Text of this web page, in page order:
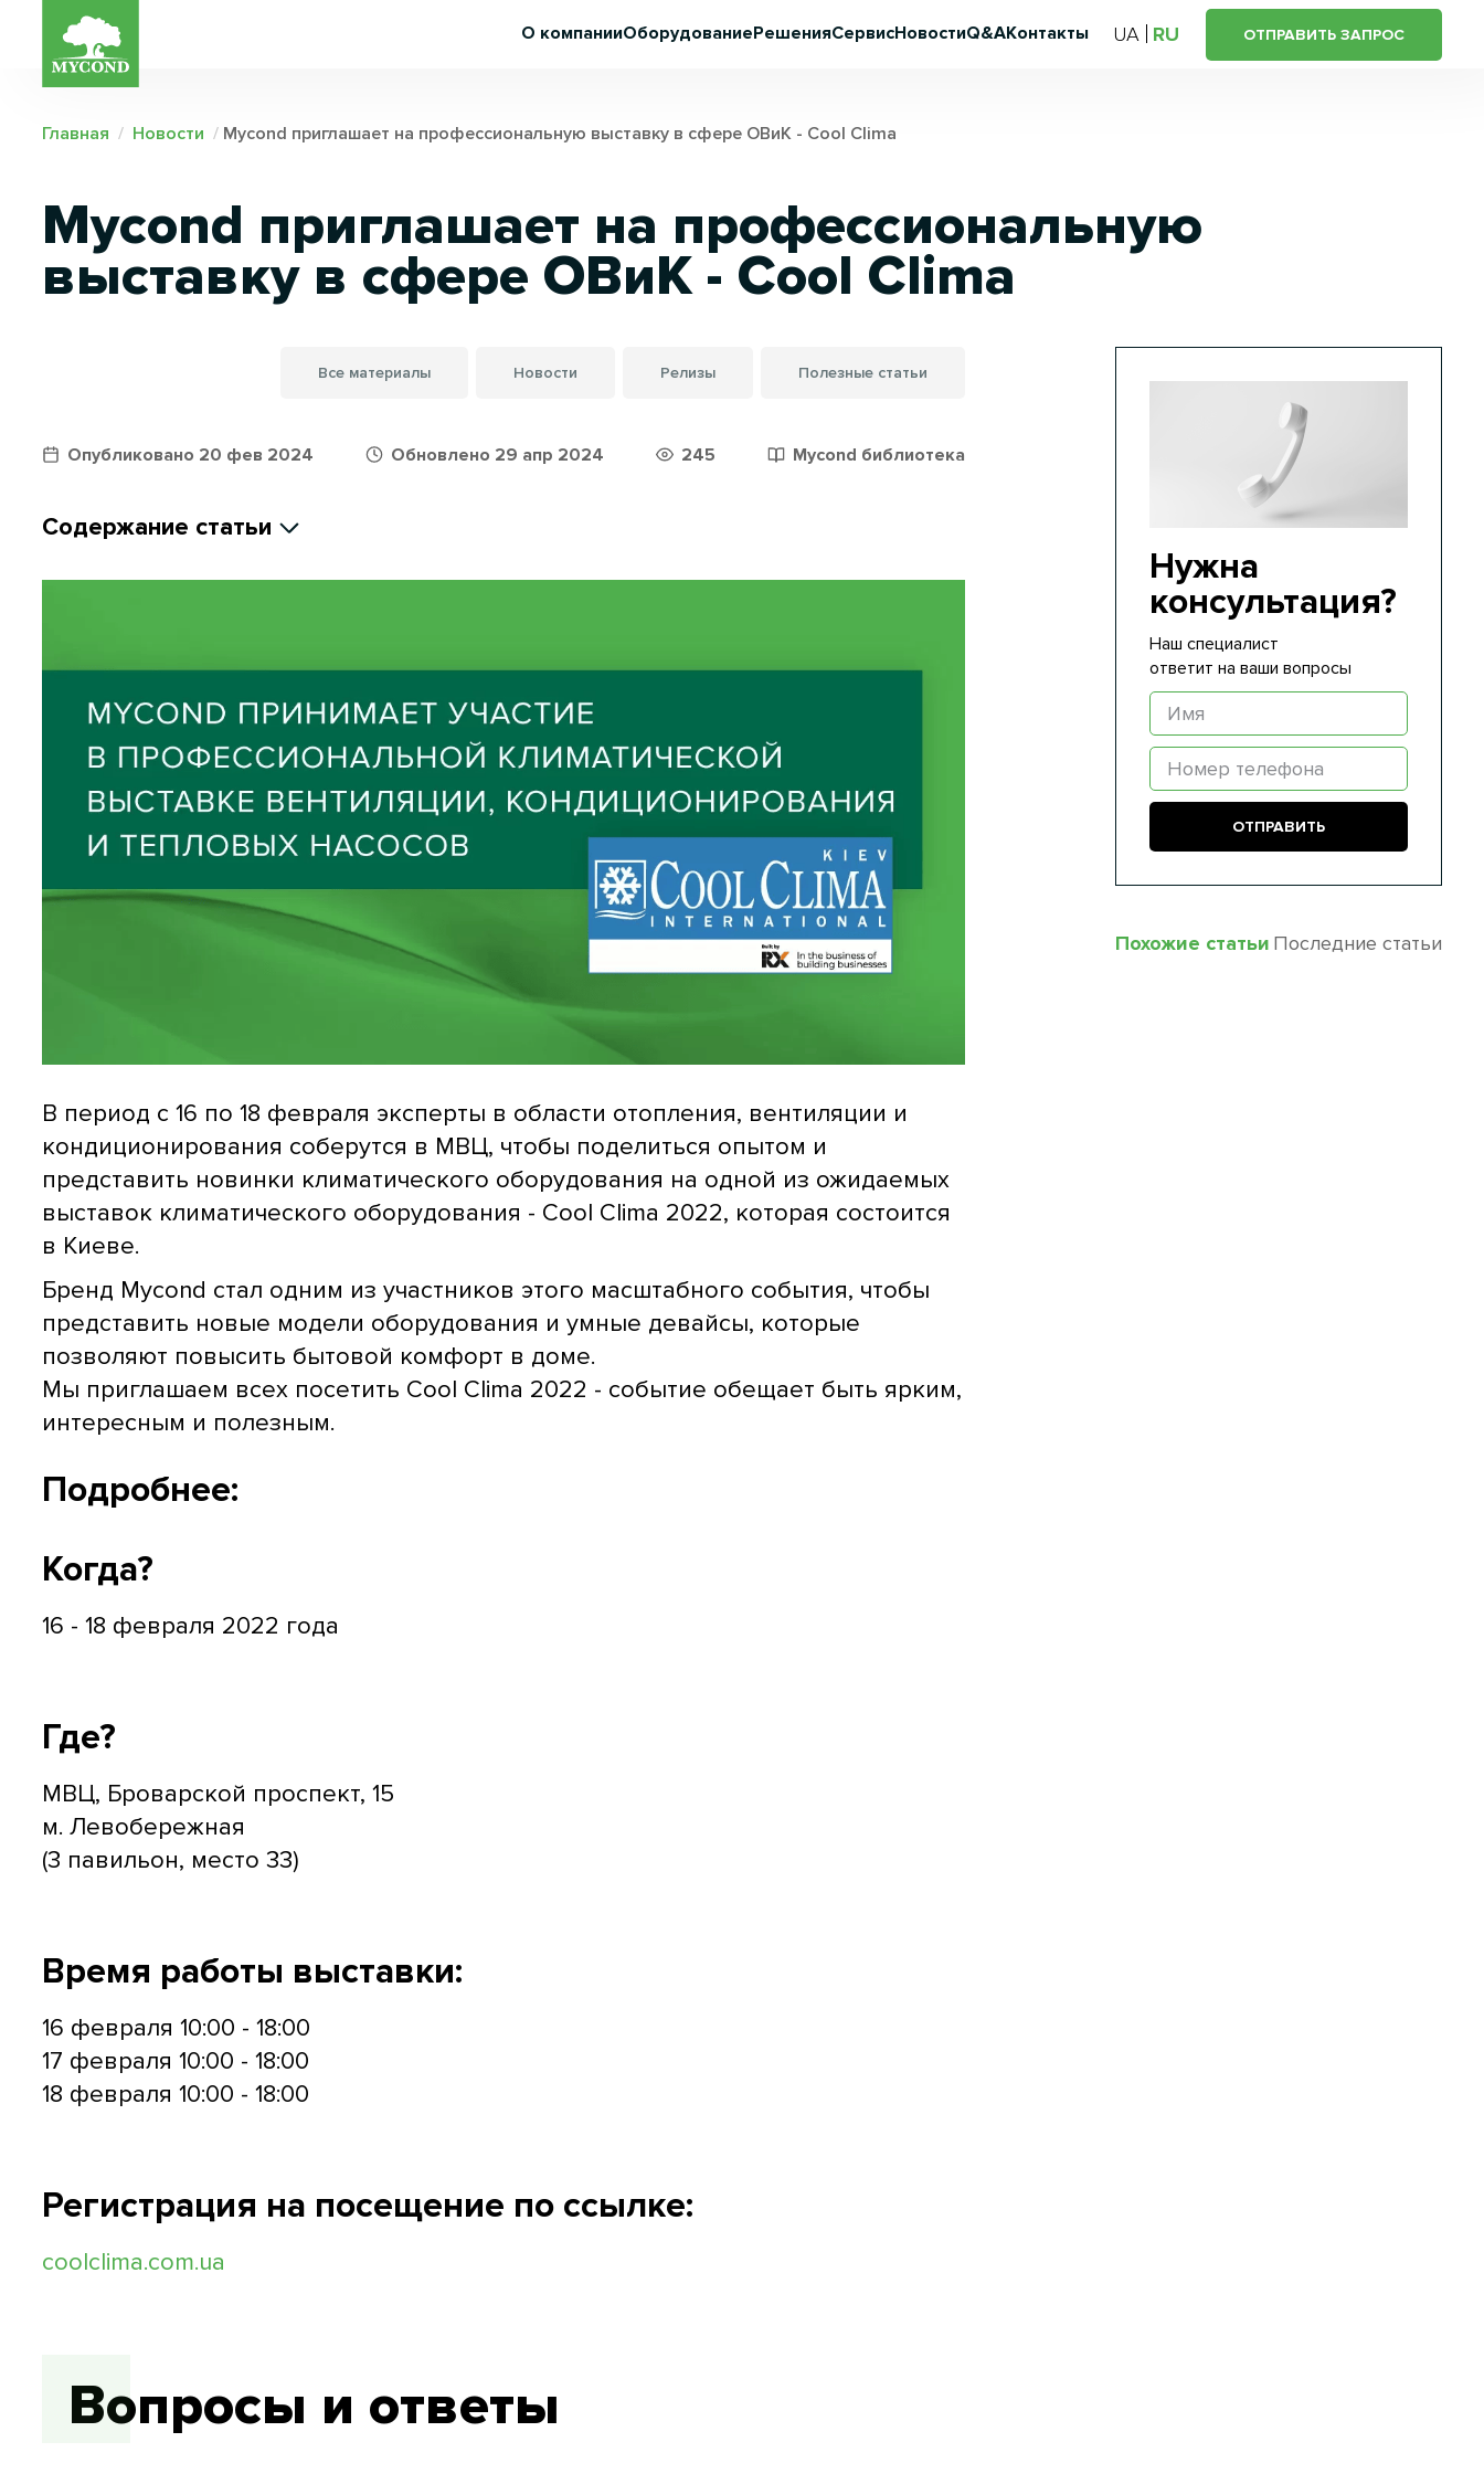
О компанииОборудованиеРешенияСервисНовостиQ&AКонтакты UA RU ОТПРАВИТЬ ЗАПРОС
Главная / Новости / Mycond приглашает на профессиональную выставку в сфере ОВиК - Cool Clima
Mycond приглашает на профессиональную
выставку в сфере ОВиК - Cool Clima
Все материалы Новости Релизы Полезные статьи
Опубликовано 20 фев 2024 Обновлено 29 апр 2024 245 Mycond библиотека
Содержание статьи
В период с 16 по 18 февраля эксперты в области отопления, вентиляции и
кондиционирования соберутся в МВЦ, чтобы поделиться опытом и
представить новинки климатического оборудования на одной из ожидаемых
выставок климатического оборудования - СооІ Clima 2022, которая состоится
в Киеве.
Бренд Mycond стал одним из участников этого масштабного события, чтобы
представить новые модели оборудования и умные девайсы, которые
позволяют повысить бытовой комфорт в доме.
Мы приглашаем всех посетить Сool Clima 2022 - событие обещает быть ярким,
интересным и полезным.
Подробнее:
Когда?
16 - 18 февраля 2022 года
Где?
МВЦ, Броварской проспект, 15
м. Левобережная
(3 павильон, место 33)
Время работы выставки:
16 февраля 10:00 - 18:00
17 февраля 10:00 - 18:00
18 февраля 10:00 - 18:00
Регистрация на посещение по ссылке:
coolclima.com.ua
Вопросы и ответы
Нужна
консультация?
Наш специалист
ответит на ваши вопросы
Похожие статьи Последние статьи